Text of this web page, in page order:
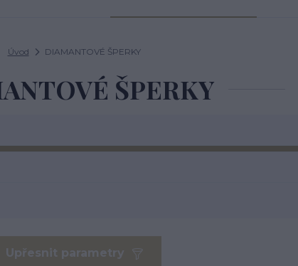
Úvod DIAMANTOVÉ ŠPERKY
ŠPERKY
Upřesnit parametry